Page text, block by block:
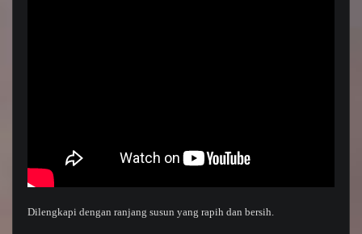
Dilengkapi dengan ranjang susun yang rapih dan bersih.